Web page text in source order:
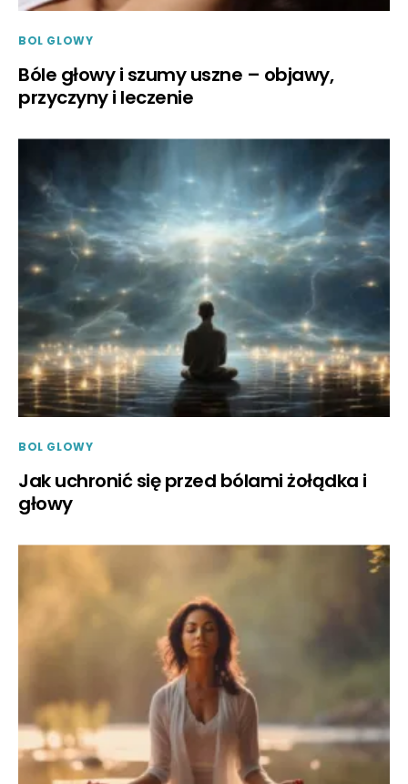
BOL GLOWY
Bóle głowy i szumy uszne – objawy,
przyczyny i leczenie
BOL GLOWY
Jak uchronić się przed bólami żołądka i
głowy